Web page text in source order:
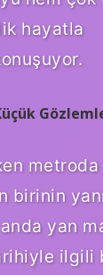
hayatla
metroda
birinin
yan
ilgili